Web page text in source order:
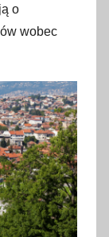
o
wobec